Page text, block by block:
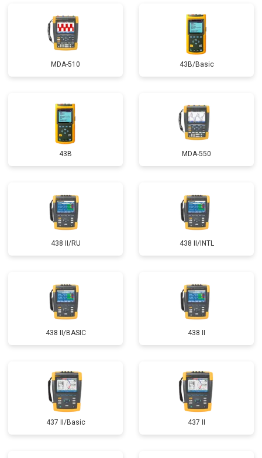
MDA-510 43B/Basic
43B MDA-550
438 II/RU 438 II/INTL
438 II/BASIC 438 II
437 II/Basic 437 II